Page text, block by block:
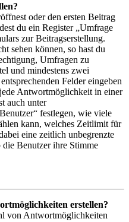
oder den ersten Beitrag
du ein Register „Umfrage
zur Beitragserstellung.
sehen können, so hast du
Umfragen zu
und mindestens zwei
Felder eingeben
Antwortmöglichkeit in einer
auch unter
festlegen, wie viele
kann, welches Zeitlimit für
eine zeitlich unbegrenzte
Benutzer ihre Stimme
erstellen?
von Antwortmöglichkeiten